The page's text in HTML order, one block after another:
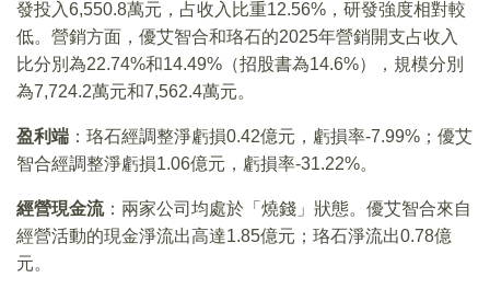
發投入6,550.8萬元，占收入比重12.56%，研發強度相對較
低。營銷方面，優艾智合和珞石的2025年營銷開支占收入
比分別為22.74%和14.49%（招股書為14.6%），規模分別
為7,724.2萬元和7,562.4萬元。
盈利端 ：珞石經調整淨虧損0.42億元，虧損率-7.99%；優艾
智合經調整淨虧損1.06億元，虧損率-31.22%。
經營現金流：兩家公司均處於「燒錢」狀態。優艾智合來自
經營活動的現金淨流出高達1.85億元；珞石淨流出0.78億
元。